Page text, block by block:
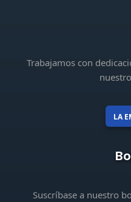
Trabajamos con
LA
Suscríbase a nuestro